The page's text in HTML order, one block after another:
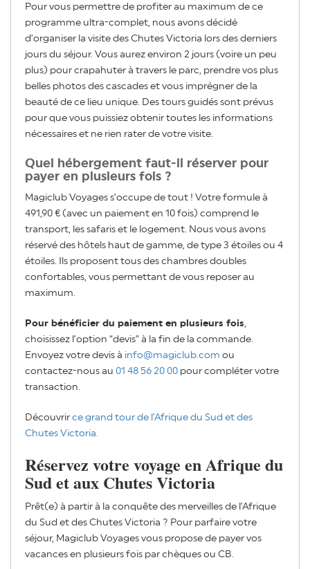
Pour vous permettre de profiter au maximum de ce
programme ultra-complet, nous avons décidé
d’organiser la visite des Chutes Victoria lors des derniers
jours du séjour. Vous aurez environ 2 jours (voire un peu
plus) pour crapahuter à travers le parc, prendre vos plus
belles photos des cascades et vous imprégner de la
beauté de ce lieu unique. Des tours guidés sont prévus
pour que vous puissiez obtenir toutes les informations
nécessaires et ne rien rater de votre visite.
Quel hébergement faut-il réserver pour
payer en plusieurs fois ?
Magiclub Voyages s’occupe de tout ! Votre formule à
491,90 € (avec un paiement en 10 fois) comprend le
transport, les safaris et le logement. Nous vous avons
réservé des hôtels haut de gamme, de type 3 étoiles ou 4
étoiles. Ils proposent tous des chambres doubles
confortables, vous permettant de vous reposer au
maximum.
Pour bénéficier du paiement en plusieurs fois
choisissez l’option “devis” à la fin de la commande.
Envoyez votre devis à info@magiclub.com ou
contactez-nous au 01 48 56 20 00 pour compléter votre
transaction.
Découvrirce grand tour de l’Afrique du Sud et des
Chutes Victoria.
Réservez votre voyage en Afrique du
Sud et aux Chutes Victoria
Prêt(e) à partir à la conquête des merveilles de l’Afrique
du Sud et des Chutes Victoria ? Pour parfaire votre
séjour, Magiclub Voyages vous propose de payer vos
vacances en plusieurs fois par chèques ou CB.